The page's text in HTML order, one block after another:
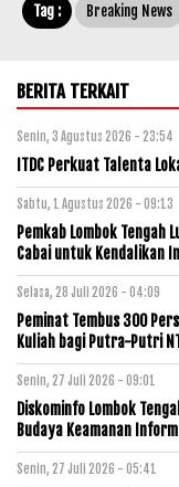
Tag : Breaking News
BERITA TERKAIT
Senin, 3 Agustus 2026 - 23:54
ITDC Perkuat Talenta
Sabtu, 1 Agustus 2026 - 09:13
Pemkab Lombok Tengah
Cabai untuk Kendalikan
Selasa, 28 Juli 2026 - 04:09
Peminat Tembus 300
Kuliah bagi Putra-Putri
Senin, 27 Juli 2026 - 09:01
Diskominfo Lombok
Budaya Keamanan
Senin, 27 Juli 2026 - 05:41